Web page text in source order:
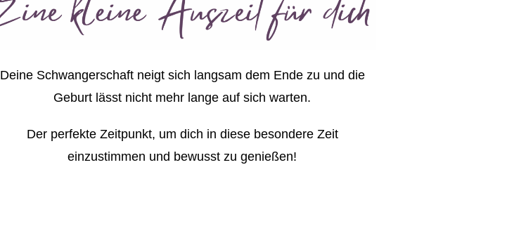
Deine Schwangerschaft neigt sich langsam dem Ende zu und die
Geburt lässt nicht mehr lange auf sich warten.
Der perfekte Zeitpunkt, um dich in diese besondere Zeit
einzustimmen und bewusst zu genießen!